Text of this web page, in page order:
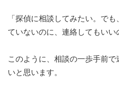
「探偵に相談してみたい。で
ていないのに、連絡してもいい
このように、相談の一歩手前
いと思います。